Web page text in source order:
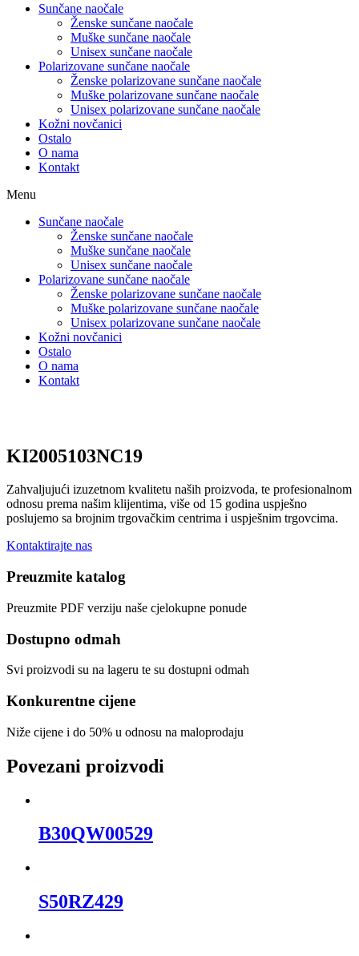
Sunčane naočale
Ženske sunčane naočale
Muške sunčane naočale
Unisex sunčane naočale
Polarizovane sunčane naočale
Ženske polarizovane sunčane naočale
Muške polarizovane sunčane naočale
Unisex polarizovane sunčane naočale
Kožni novčanici
Ostalo
O nama
Kontakt
Menu
Sunčane naočale
Ženske sunčane naočale
Muške sunčane naočale
Unisex sunčane naočale
Polarizovane sunčane naočale
Ženske polarizovane sunčane naočale
Muške polarizovane sunčane naočale
Unisex polarizovane sunčane naočale
Kožni novčanici
Ostalo
O nama
Kontakt
KI2005103NC19
Zahvaljujući izuzetnom kvalitetu naših proizvoda, te profesionalnom
odnosu prema našim klijentima, više od 15 godina uspješno
poslujemo sa brojnim trgovačkim centrima i uspješnim trgovcima.
Kontaktirajte nas
Preuzmite katalog
Preuzmite PDF verziju naše cjelokupne ponude
Dostupno odmah
Svi proizvodi su na lageru te su dostupni odmah
Konkurentne cijene
Niže cijene i do 50% u odnosu na maloprodaju
Povezani proizvodi
B30QW00529
S50RZ429